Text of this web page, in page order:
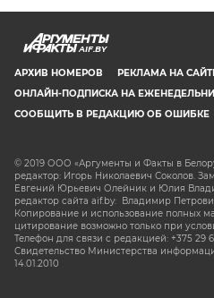
AIF.BY
АРХИВ НОМЕРОВ РЕКЛАМА НА
ОНЛАЙН-ПОДПИСКА НА
СООБЩИТЬ В РЕДАКЦИЮ ОБ ОШИБКЕ
© 2019 ООО «Аргументы и Факты в
редактор: Игорь Николаевич Соколов.
Евгений Юрьевич Олейник и Юлия
редактор сайта aif.by: Владимир
Копирование и использование полных
цитирование возможно только при
Телефон для связи с редакцией: +375 29
Свидетельство Министерства
14.01.2010